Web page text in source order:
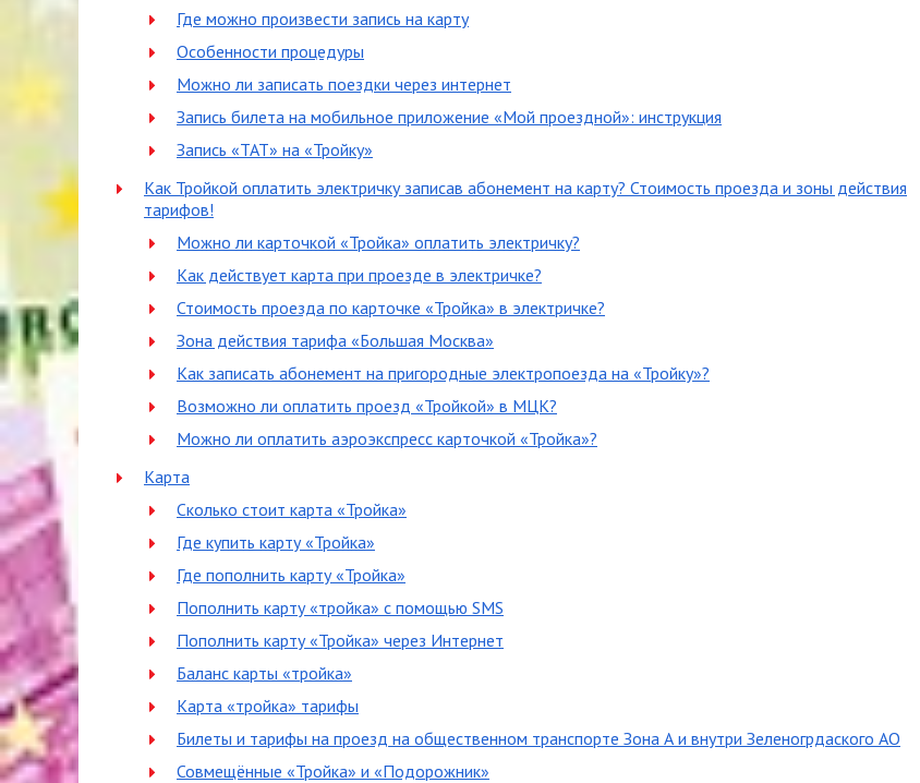
Где можно произвести запись на карту
Особенности процедуры
Можно ли записать поездки через интернет
Запись билета на мобильное приложение «Мой проездной»: инструкция
Запись «ТАТ» на «Тройку»
Как Тройкой оплатить электричку записав абонемент на карту? Стоимость проезда и зоны действия
тарифов!
Можно ли карточкой «Тройка» оплатить электричку?
Как действует карта при проезде в электричке?
Стоимость проезда по карточке «Тройка» в электричке?
Зона действия тарифа «Большая Москва»
Как записать абонемент на пригородные электропоезда на «Тройку»?
Возможно ли оплатить проезд «Тройкой» в МЦК?
Можно ли оплатить аэроэкспресс карточкой «Тройка»?
Карта
Сколько стоит карта «Тройка»
Где купить карту «Тройка»
Где пополнить карту «Тройка»
Пополнить карту «тройка» с помощью SMS
Пополнить карту «Тройка» через Интернет
Баланс карты «тройка»
Карта «тройка» тарифы
Билеты и тарифы на проезд на общественном транспорте Зона А и внутри Зеленогрдаского АО
Совмещённые «Тройка» и «Подорожник»